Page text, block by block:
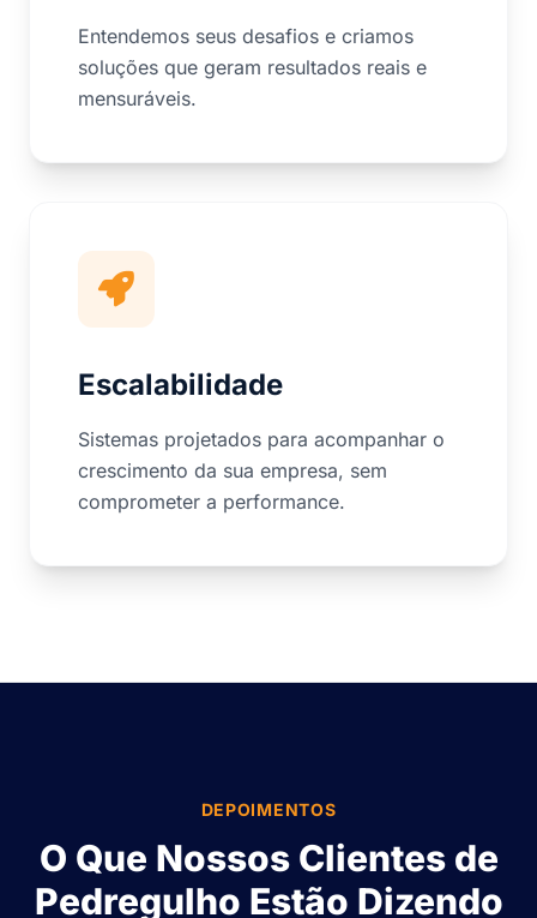
Entendemos seus desafios e criamos
soluções que geram resultados reais e
mensuráveis.
Escalabilidade
Sistemas projetados para acompanhar o
crescimento da sua empresa, sem
comprometer a performance.
DEPOIMENTOS
O Que Nossos Clientes de
Pedregulho Estão Dizendo